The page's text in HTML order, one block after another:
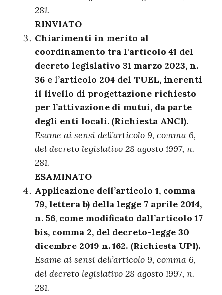
281.
RINVIATO
Chiarimenti in merito al
coordinamento tra l’articolo 41 del
decreto legislativo 31 marzo 2023, n.
36 e l’articolo 204 del TUEL, inerenti
il livello di progettazione richiesto
per l’attivazione di mutui, da parte
degli enti locali. (Richiesta ANCI).
Esame ai sensi dell’articolo 9, comma 6,
del decreto legislativo 28 agosto 1997, n.
281.
ESAMINATO
Applicazione dell’articolo 1, comma
79, lettera b) della legge 7 aprile 2014,
n. 56, come modificato dall’articolo 17
bis, comma 2, del decreto-legge 30
dicembre 2019 n. 162. (Richiesta UPI).
Esame ai sensi dell’articolo 9, comma 6,
del decreto legislativo 28 agosto 1997, n.
281.